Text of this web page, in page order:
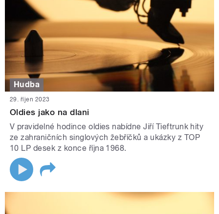
Hudba
29. říjen 2023
Oldies jako na dlani
V pravidelné hodince oldies nabídne Jiří Tieftrunk hity
ze zahraničních singlových žebříčků a ukázky z TOP
10 LP desek z konce října 1968.